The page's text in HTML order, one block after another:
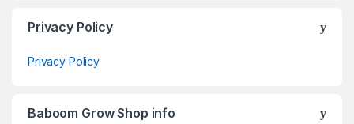
Privacy Policy
Privacy Policy
Baboom Grow Shop info